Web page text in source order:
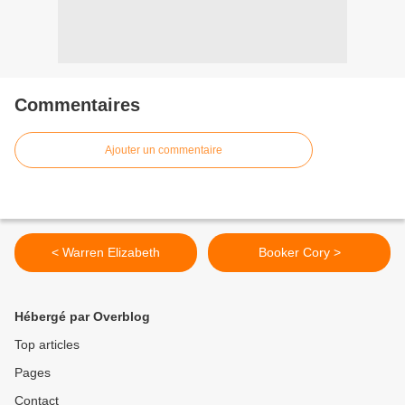
Commentaires
Ajouter un commentaire
< Warren Elizabeth Booker Cory >
Hébergé par Overblog
Top articles
Pages
Contact